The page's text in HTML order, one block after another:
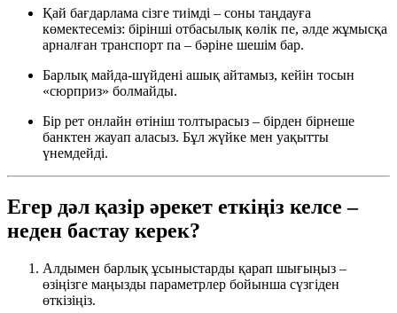
Қай бағдарлама сізге тиімді – соны таңдауға
көмектесеміз: бірінші отбасылық көлік пе, әлде жұмысқа
арналған транспорт па – бәріне шешім бар.
Барлық майда-шүйдені ашық айтамыз, кейін тосын
«сюрприз» болмайды.
Бір рет онлайн өтініш толтырасыз – бірден бірнеше
банктен жауап аласыз. Бұл жүйке мен уақытты
үнемдейді.
Егер дәл қазір әрекет еткіңіз келсе –
неден бастау керек?
Алдымен барлық ұсыныстарды қарап шығыңыз –
өзіңізге маңызды параметрлер бойынша сүзгіден
өткізіңіз.